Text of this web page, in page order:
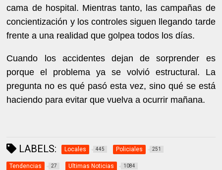
cama de hospital. Mientras tanto, las campañas de
concientización y los controles siguen llegando tarde
frente a una realidad que golpea todos los días.
Cuando los accidentes dejan de sorprender es
porque el problema ya se volvió estructural. La
pregunta no es qué pasó esta vez, sino qué se está
haciendo para evitar que vuelva a ocurrir mañana.
LABELS: Locales 445 Policiales 251
Tendencias 27 Ultimas Noticias 1084